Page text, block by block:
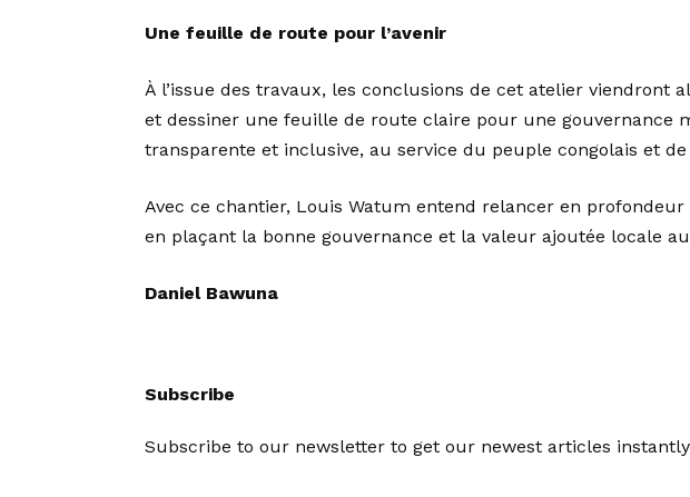
Une feuille de route pour l’avenir
À l’issue des travaux, les conclusions de cet atelier viendront
et dessiner une feuille de route claire pour une gouvernance
transparente et inclusive, au service du peuple congolais et
Avec ce chantier, Louis Watum entend relancer en
en plaçant la bonne gouvernance et la valeur ajoutée locale
Daniel Bawuna
Subscribe
Subscribe to our newsletter to get our newest articles